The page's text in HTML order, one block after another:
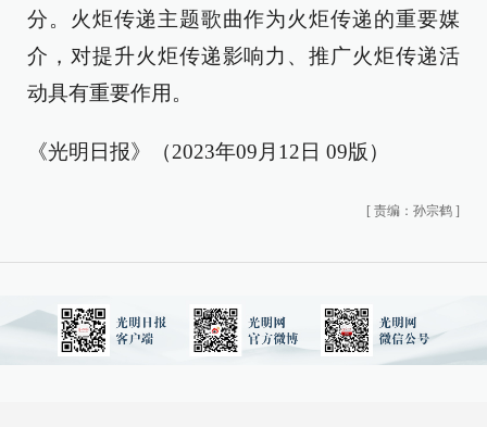
分。火炬传递主题歌曲作为火炬传递的重要媒
介，对提升火炬传递影响力、推广火炬传递活
动具有重要作用。
《光明日报》（2023年09月12日 09版）
[ 责编：孙宗鹤 ]